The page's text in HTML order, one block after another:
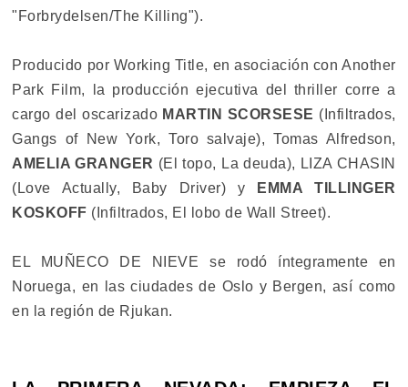
"Forbrydelsen/The Killing").
Producido por Working Title, en asociación con Another
Park Film, la producción ejecutiva del thriller corre a
cargo del oscarizado MARTIN SCORSESE (Infiltrados,
Gangs of New York, Toro salvaje), Tomas Alfredson,
AMELIA GRANGER (El topo, La deuda), LIZA CHASIN
(Love Actually, Baby Driver) y EMMA TILLINGER
KOSKOFF (Infiltrados, El lobo de Wall Street).
EL MUÑECO DE NIEVE se rodó íntegramente en
Noruega, en las ciudades de Oslo y Bergen, así como
en la región de Rjukan.